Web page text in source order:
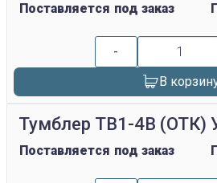
Поставляется под заказ
-
В
Тумблер ТВ1-4В (ОТК)
Поставляется под заказ